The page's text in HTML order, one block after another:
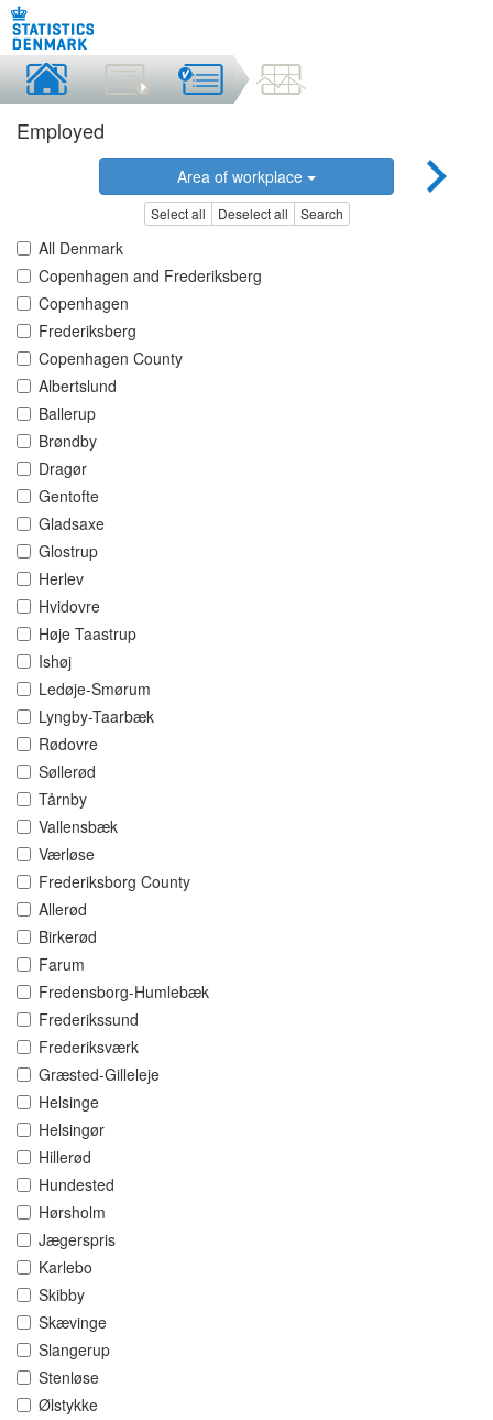
Employed
Area of workplace
Select all Deselect all Search
All Denmark
Copenhagen and Frederiksberg
Copenhagen
Frederiksberg
Copenhagen County
Albertslund
Ballerup
Brøndby
Dragør
Gentofte
Gladsaxe
Glostrup
Herlev
Hvidovre
Høje Taastrup
Ishøj
Ledøje-Smørum
Lyngby-Taarbæk
Rødovre
Søllerød
Tårnby
Vallensbæk
Værløse
Frederiksborg County
Allerød
Birkerød
Farum
Fredensborg-Humlebæk
Frederikssund
Frederiksværk
Græsted-Gilleleje
Helsinge
Helsingør
Hillerød
Hundested
Hørsholm
Jægerspris
Karlebo
Skibby
Skævinge
Slangerup
Stenløse
Ølstykke